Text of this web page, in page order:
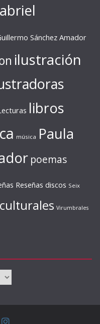
Sánchez Amador
ilustración
libros
música Paula
poemas
Reseñas discos Seix
Virumbrales